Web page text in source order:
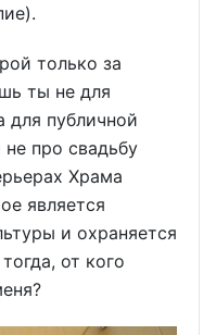
только за
ты не для
для публичной
не про свадьбу
Храма
является
и охраняется
от кого